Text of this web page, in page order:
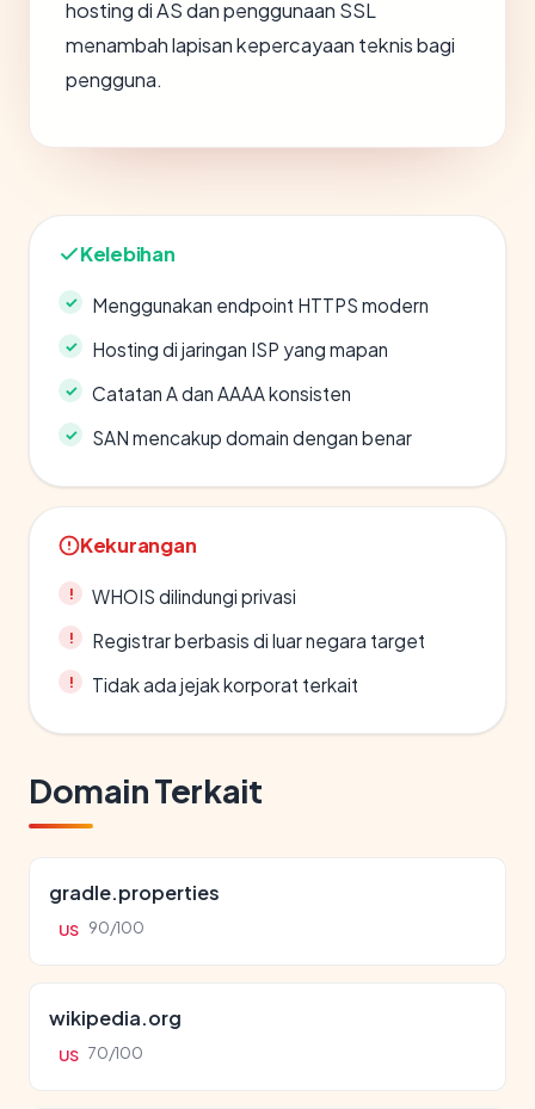
hosting di AS dan penggunaan SSL
menambah lapisan kepercayaan teknis bagi
pengguna.
Kelebihan
Menggunakan endpoint HTTPS modern
Hosting di jaringan ISP yang mapan
Catatan A dan AAAA konsisten
SAN mencakup domain dengan benar
Kekurangan
WHOIS dilindungi privasi
Registrar berbasis di luar negara target
Tidak ada jejak korporat terkait
Domain Terkait
gradle.properties
US 90/100
wikipedia.org
US 70/100